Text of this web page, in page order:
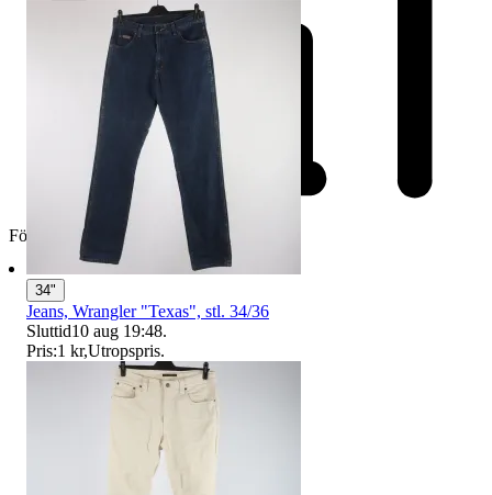
Företag
34"
Jeans, Wrangler "Texas", stl. 34/36
Sluttid10 aug 19:48.
Pris:1 kr,Utropspris.